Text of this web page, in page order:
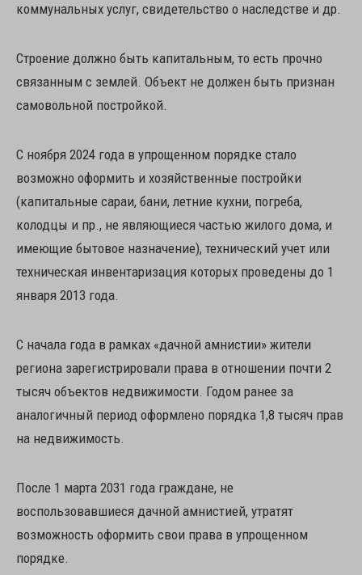
коммунальных услуг, свидетельство о наследстве и др.
Строение должно быть капитальным, то есть прочно
связанным с землей. Объект не должен быть признан
самовольной постройкой.
С ноября 2024 года в упрощенном порядке стало
возможно оформить и хозяйственные постройки
(капитальные сараи, бани, летние кухни, погреба,
колодцы и пр., не являющиеся частью жилого дома, и
имеющие бытовое назначение), технический учет или
техническая инвентаризация которых проведены до 1
января 2013 года.
С начала года в рамках «дачной амнистии» жители
региона зарегистрировали права в отношении почти 2
тысяч объектов недвижимости. Годом ранее за
аналогичный период оформлено порядка 1,8 тысяч прав
на недвижимость.
После 1 марта 2031 года граждане, не
воспользовавшиеся дачной амнистией, утратят
возможность оформить свои права в упрощенном
порядке.